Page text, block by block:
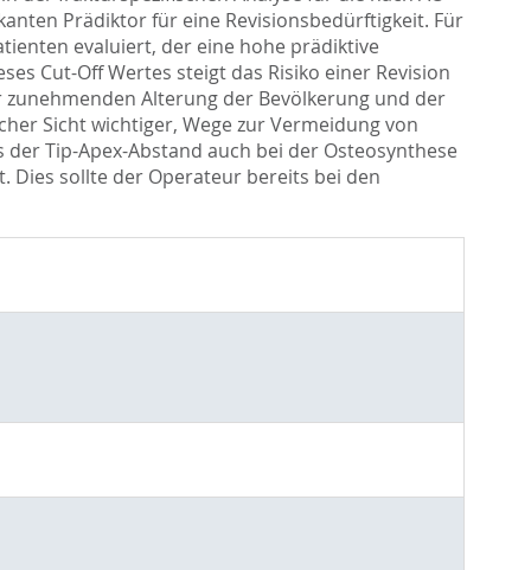
Prädiktor für eine Revisionsbedürftigkeit. Für
evaluiert, der eine hohe prädiktive
Cut-Off Wertes steigt das Risiko einer Revision
Alterung der Bevölkerung und der
Sicht wichtiger, Wege zur Vermeidung von
Tip-Apex-Abstand auch bei der Osteosynthese
Dies sollte der Operateur bereits bei den